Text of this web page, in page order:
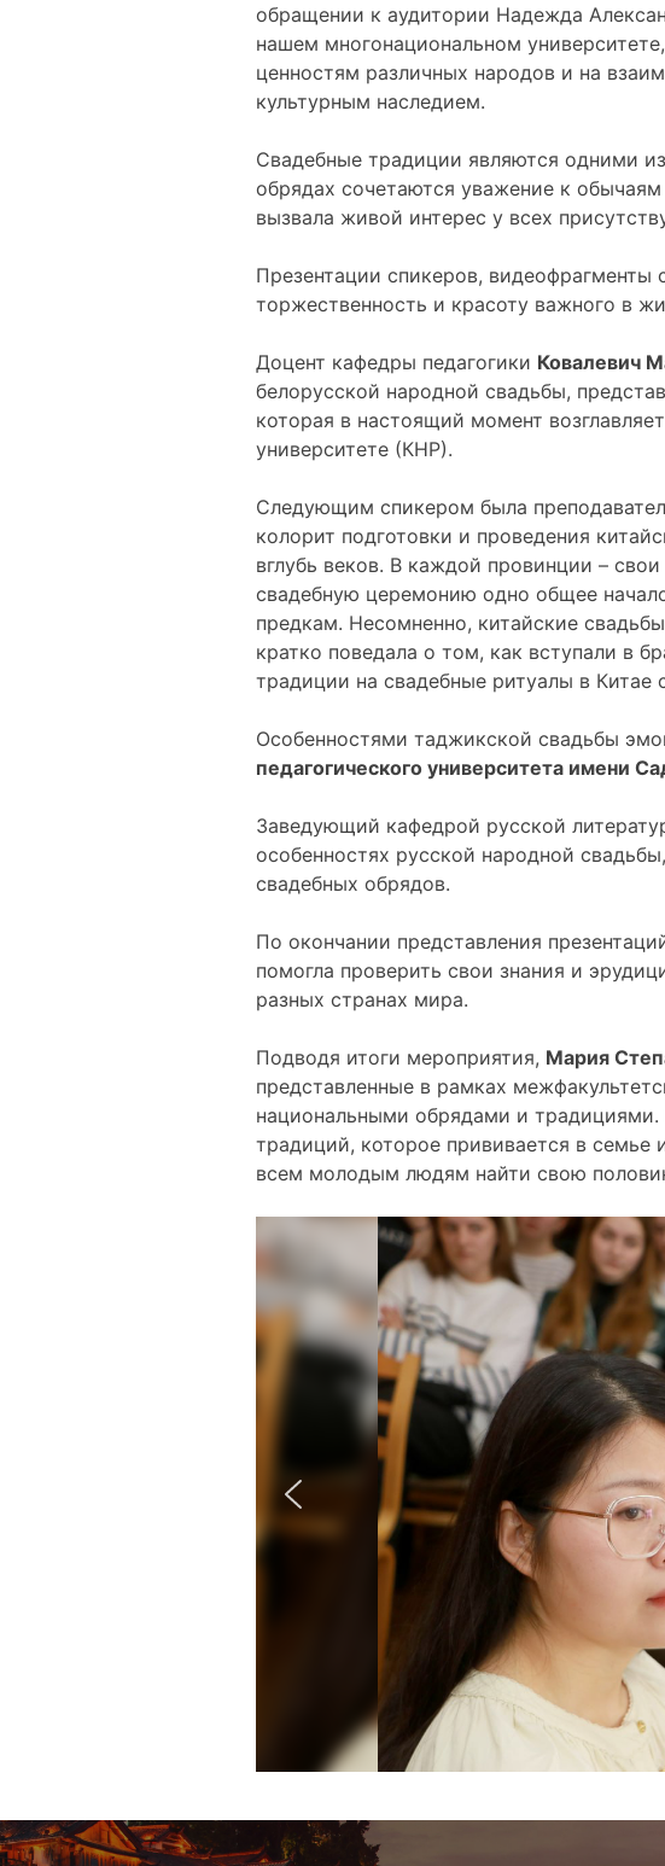
обращении к аудитории Надежда
нашем многонациональном
ценностям различных народов и на
культурным наследием.
Свадебные традиции являются одними
обрядах сочетаются уважение к
вызвала живой интерес у всех
Презентации спикеров,
торжественность и красоту важного в
Доцент кафедры педагогики Ковалевич
белорусской народной свадьбы,
которая в настоящий момент
университете (КНР).
Следующим спикером была
колорит подготовки и проведения
вглубь веков. В каждой провинции –
свадебную церемонию одно общее
предкам. Несомненно, китайские
кратко поведала о том, как вступали в
традиции на свадебные ритуалы в Китае
Особенностями таджикской свадьбы
педагогического университета имени
Заведующий кафедрой русской
особенностях русской народной
свадебных обрядов.
По окончании представления
помогла проверить свои знания и
разных странах мира.
Подводя итоги мероприятия, Мария
представленные в рамках
национальными обрядами и
традиций, которое прививается в семье
всем молодым людям найти свою